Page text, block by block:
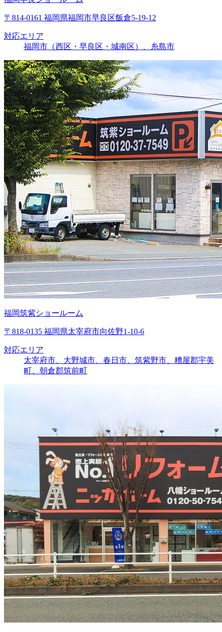
〒814-0161 福岡県福岡市早良区飯倉5-19-12
対応エリア
福岡市（西区・早良区・城南区）、糸島市
福岡筑紫ショールーム
〒818-0135 福岡県太宰府市向佐野1-10-6
対応エリア
太宰府市、大野城市、春日市、筑紫野市、糟屋郡宇美
町、朝倉郡筑前町